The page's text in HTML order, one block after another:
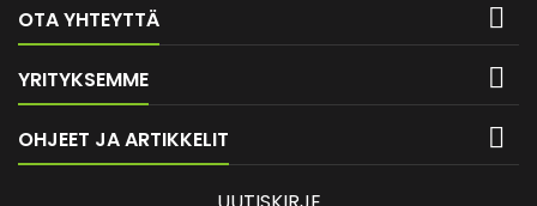
OTA YHTEYTTÄ 
YRITYKSEMME 
OHJEET JA ARTIKKELIT 